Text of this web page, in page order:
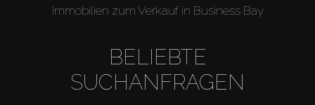
About Us
Immobilien zum Verkauf in Business Bay
BELIEBTE
SUCHANFRAGEN